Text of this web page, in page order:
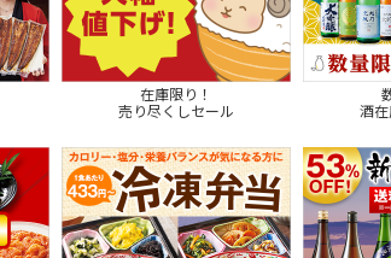
在庫限り！
売り尽くしセール
酒